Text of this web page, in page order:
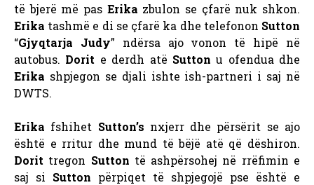
të bjerë më pas Erika zbulon se çfarë nuk shkon.
Erika tashmë e di se çfarë ka dhe telefonon Sutton
“Gjyqtarja Judy” ndërsa ajo vonon të hipë në
autobus. Dorit e derdh atë Sutton u ofendua dhe
Erika shpjegon se djali ishte ish-partneri i saj në
DWTS.
Erika fshihet Sutton’s nxjerr dhe përsërit se ajo
është e rritur dhe mund të bëjë atë që dëshiron.
Dorit tregon Sutton të ashpërsohej në rrëfimin e
saj si Sutton përpiqet të shpjegojë pse është e